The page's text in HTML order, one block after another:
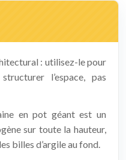
: utilisez-le pour
l’espace, pas
en pot géant est un
sur toute la hauteur,
billes d’argile au fond.